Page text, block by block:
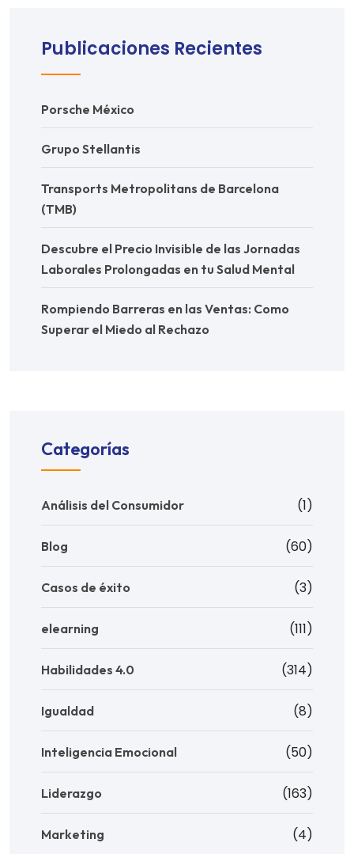
Publicaciones Recientes
Porsche México
Grupo Stellantis
Transports Metropolitans de Barcelona
(TMB)
Descubre el Precio Invisible de las Jornadas
Laborales Prolongadas en tu Salud Mental
Rompiendo Barreras en las Ventas: Como
Superar el Miedo al Rechazo
Categorías
Análisis del Consumidor (1)
Blog (60)
Casos de éxito (3)
elearning (111)
Habilidades 4.0 (314)
Igualdad (8)
Inteligencia Emocional (50)
Liderazgo (163)
Marketing (4)